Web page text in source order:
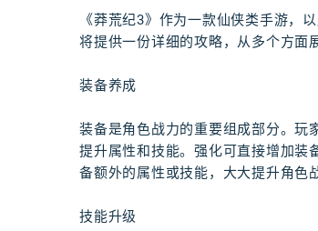
《莽荒纪3》作为一款仙侠类手游，
将提供一份详细的攻略，从多个方面
装备养成
装备是角色战力的重要组成部分。玩
提升属性和技能。强化可直接增加装
备额外的属性或技能，大大提升角色
技能升级